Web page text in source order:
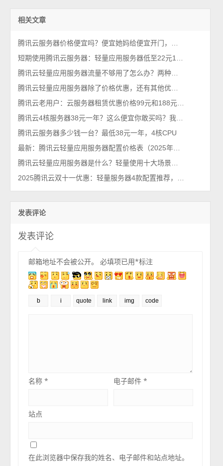
相关文章
腾讯云服务器多少钱一台？最低38元一年，4核CPU
发表评论
发表评论
邮箱地址不会被公开。 必填项已用*标注
名称* 电子邮件*
站点
在此浏览器中保存我的姓名、电子邮件和站点地址。